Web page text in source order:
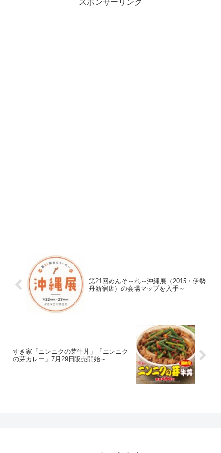
スポンサーリンク
第21回めんそ～れ～沖縄展（2015・伊勢
丹新宿店）の会場マップを入手～
すき家「ニンニクの芽牛丼」「ニンニク
の芽カレー」7月29日販売開始～